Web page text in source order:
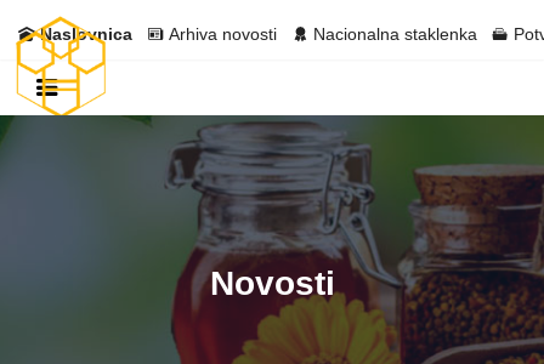
Naslovnica Arhiva novosti Nacionalna staklenka
Novosti